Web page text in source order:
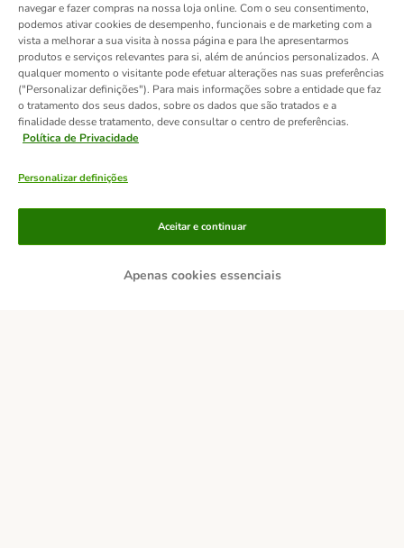
navegar e fazer compras na nossa loja online. Com o seu consentimento,
podemos ativar cookies de desempenho, funcionais e de marketing com a
vista a melhorar a sua visita à nossa página e para lhe apresentarmos
produtos e serviços relevantes para si, além de anúncios personalizados. A
qualquer momento o visitante pode efetuar alterações nas suas preferências
("Personalizar definições"). Para mais informações sobre a entidade que faz
o tratamento dos seus dados, sobre os dados que são tratados e a
finalidade desse tratamento, deve consultar o centro de preferências.
Política de Privacidade
Personalizar definições
Apenas cookies essenciais
Aceitar e continuar